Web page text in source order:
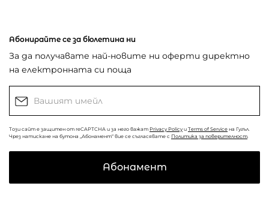
Абонирайте се за бюлетина ни
За да получавате най-новите ни оферти директно
на електронната си поща
Този сайт е защитен от reCAPTCHA и за него важат Privacy Policy и Terms of Service на Гугъл.
Чрез натискане на бутона „Абонамент“ вие се съгласявате с Политика за поверителност
Абонамент